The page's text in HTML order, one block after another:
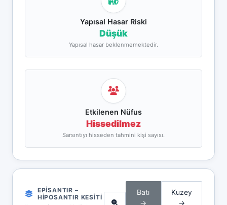
Yapısal Hasar Riski
Düşük
Yapısal hasar beklenmemektedir.
Etkilenen Nüfus
Hissedilmez
Sarsıntıyı hisseden tahmini kişi sayısı.
EPISANTIR –
HIPOSANTIR KESITI
Batı
→
Kuzey
→